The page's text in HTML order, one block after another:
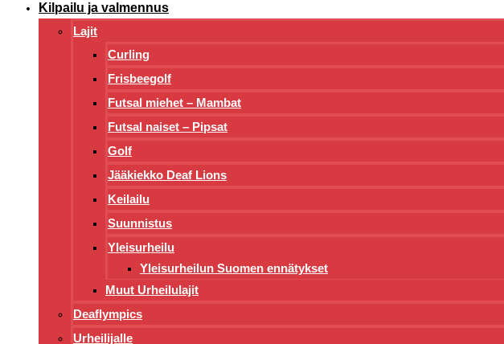
Kilpailu ja valmennus
Lajit
Curling
Frisbeegolf
Futsal miehet – Mambat
Futsal naiset – Pipsat
Golf
Jääkiekko Deaf Lions
Keilailu
Suunnistus
Yleisurheilu
Yleisurheilun Suomen ennätykset
Muut Urheilulajit
Deaflympics
Urheilijalle